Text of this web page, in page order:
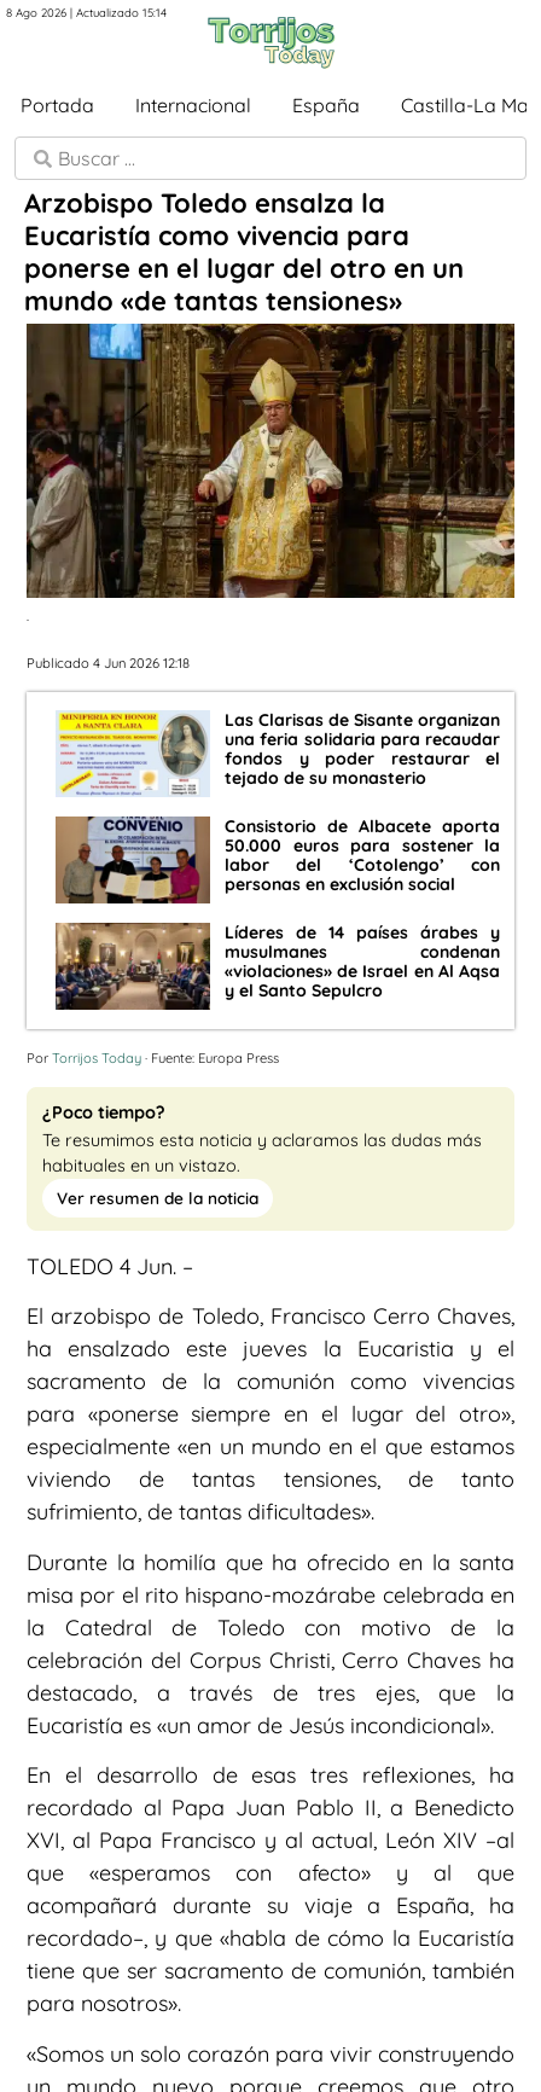
8 Ago 2026 | Actualizado 15:14
Portada Internacional España Castilla-La
Arzobispo Toledo ensalza la
Eucaristía como vivencia para
ponerse en el lugar del otro en un
mundo «de tantas tensiones»
.
Publicado 4 Jun 2026 12:18
Las Clarisas de Sisante organizan
una feria solidaria para recaudar
fondos y poder restaurar el
tejado de su monasterio
Consistorio de Albacete aporta
50.000 euros para sostener la
labor del ‘Cotolengo’ con
personas en exclusión social
Líderes de 14 países árabes y
musulmanes condenan
«violaciones» de Israel en Al Aqsa
y el Santo Sepulcro
Por Torrijos Today · Fuente: Europa Press
¿Poco tiempo?
Te resumimos esta noticia y aclaramos las dudas más
habituales en un vistazo.
Ver resumen de la noticia
TOLEDO 4 Jun. –
El arzobispo de Toledo, Francisco Cerro Chaves,
ha ensalzado este jueves la Eucaristia y el
sacramento de la comunión como vivencias
para «ponerse siempre en el lugar del otro»,
especialmente «en un mundo en el que estamos
viviendo de tantas tensiones, de tanto
sufrimiento, de tantas dificultades».
Durante la homilía que ha ofrecido en la santa
misa por el rito hispano-mozárabe celebrada en
la Catedral de Toledo con motivo de la
celebración del Corpus Christi, Cerro Chaves ha
destacado, a través de tres ejes, que la
Eucaristía es «un amor de Jesús incondicional».
En el desarrollo de esas tres reflexiones, ha
recordado al Papa Juan Pablo II, a Benedicto
XVI, al Papa Francisco y al actual, León XIV –al
que «esperamos con afecto» y al que
acompañará durante su viaje a España, ha
recordado–, y que «habla de cómo la Eucaristía
tiene que ser sacramento de comunión, también
para nosotros».
«Somos un solo corazón para vivir construyendo
un mundo nuevo porque creemos que otro